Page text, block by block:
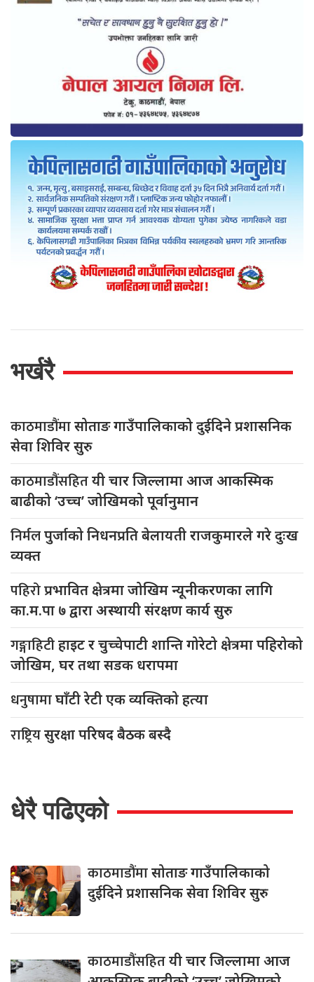
भर्खरै
काठमाडौंमासोताङ गाउँपालिकाको दुईदिने प्रशासनिक
सेवा शिविर सुरु
काठमाडौंसहितयी चार जिल्लामा आज आकस्मिक
बाढीको ‘उच्च’ जोखिमको पूर्वानुमान
निर्मलपुर्जाको निधनप्रति बेलायती राजकुमारले गरे दुःख
व्यक्त
पहिरोप्रभावित क्षेत्रमा जोखिम न्यूनीकरणका लागि
का.म.पा ७ द्वारा अस्थायी संरक्षण कार्य सुरु
गङ्गाहिटीहाइट र चुच्चेपाटी शान्ति गोरेटो क्षेत्रमा पहिरोको
जोखिम, घर तथा सडक धरापमा
धनुषामाघाँटी रेटी एक व्यक्तिको हत्या
राष्ट्रियसुरक्षा परिषद बैठक बस्दै
धेरै पढिएको
काठमाडौंमासोताङ गाउँपालिकाको
दुईदिने प्रशासनिक सेवा शिविर सुरु
काठमाडौंसहितयी चार जिल्लामा आज